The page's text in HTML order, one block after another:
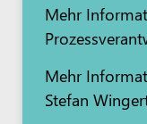
Mehr
Mehr
Stefan